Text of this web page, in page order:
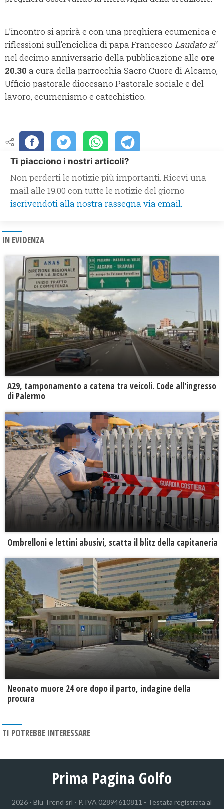
L’incontro si aprirà e con una preghiera ecumenica e
riflessioni sull’enciclica di papa Francesco Laudato si’
nel decimo anniversario della pubblicazione alle ore
20.30 a cura della parrocchia Sacro Cuore di Alcamo,
Ufficio pastorale diocesano Pastorale sociale e del
lavoro, ecumenismo e catechistico.
Ti piacciono i nostri articoli?
Non perderti le notizie più importanti. Ricevi una
mail alle 19.00 con tutte le notizie del giorno
iscrivendoti alla nostra rassegna via email.
IN EVIDENZA
A29, tamponamento a catena tra veicoli. Code all'ingresso
di Palermo
Ombrelloni e lettini abusivi, scatta il blitz della capitaneria
Neonato muore 24 ore dopo il parto, indagine della
procura
TI POTREBBE INTERESSARE
Prima Pagina Golfo
2026 - Blu Trend srl - P. IVA 02894610811 - Testata registrata al